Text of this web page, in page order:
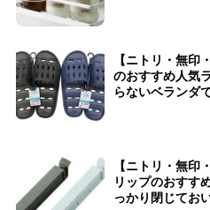
【ニトリ・無
のおすすめ人気
らないベランダ
【ニトリ・無
リップのおす
っかり閉じてお